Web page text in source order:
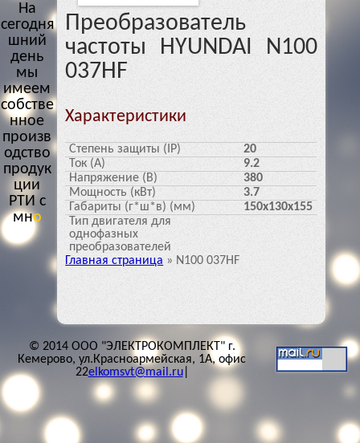
На
сегодня
шний
день
мы
имеем
собстве
нное
произв
одство
продук
ции
РТИ с
многол
етним
оп
Преобразователь
частоты HYUNDAI N100
037HF
Характеристики
Степень защиты (IP)
20
Ток (А)
9.2
Напряжение (В)
380
Мощность (кВт)
3.7
Габариты (г*ш*в) (мм)
150x130x155
Тип двигателя для
однофазных
преобразователей
Главная страница » N100 037HF
© 2014 ООО "ЭЛЕКТРОКОМПЛЕКТ" г.
Кемерово, ул.Красноармейская, 1А, офис
22elkomsvt@mail.ru|